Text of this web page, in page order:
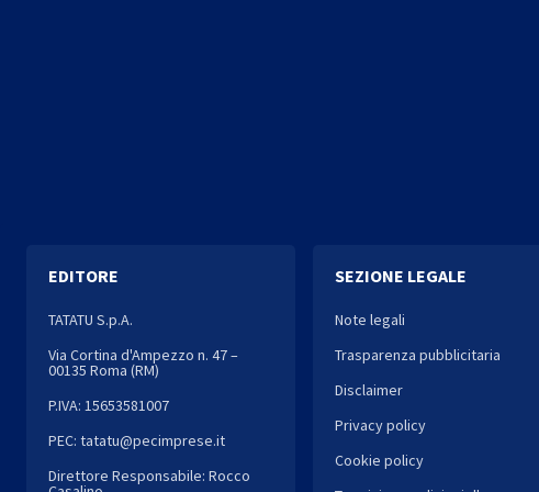
EDITORE
TATATU S.p.A.
Via Cortina d'Ampezzo n. 47 –
00135 Roma (RM)
P.IVA: 15653581007
PEC: tatatu@pecimprese.it
Direttore Responsabile: Rocco
SEZIONE LEGALE
Note legali
Trasparenza pubblicitaria
Disclaimer
Privacy policy
Cookie policy